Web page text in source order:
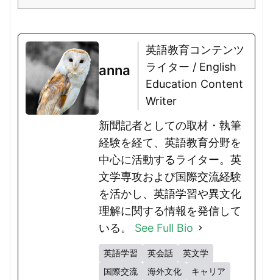
anna
英語教育コンテンツ
ライター / English
Education Content
Writer
新聞記者としての取材・執筆
経験を経て、英語教育分野を
中心に活動するライター。英
文学専攻および国際交流経験
を活かし、英語学習や異文化
理解に関する情報を発信して
いる。 See Full Bio
英語学習 英会話
英文学
国際交流
海外文化
キャリア